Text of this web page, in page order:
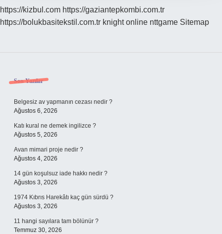
https://kizbul.com https://gaziantepkombi.com.tr
https://bolukbasitekstil.com.tr knight online nttgame Sitemap
Sidebar
Son Yazılar
Belgesiz av yapmanın cezası nedir ?
Ağustos 6, 2026
Katı kural ne demek ingilizce ?
Ağustos 5, 2026
Avan mimari proje nedir ?
Ağustos 4, 2026
14 gün koşulsuz iade hakkı nedir ?
Ağustos 3, 2026
1974 Kıbrıs Harekâtı kaç gün sürdü ?
Ağustos 3, 2026
11 hangi sayılara tam bölünür ?
Temmuz 30, 2026